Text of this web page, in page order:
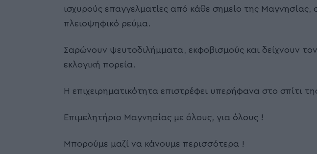
ισχυρούς επαγγελματίες από κάθε σημείο της Μαγνησίας,
πλειοψηφικό ρεύμα.
Σαρώνουν ψευτοδιλήμματα, εκφοβισμούς και δείχνουν
εκλογική πορεία.
Η επιχειρηματικότητα επιστρέφει υπερήφανα στο σπίτι
Επιμελητήριο Μαγνησίας με όλους, για όλους !
Μπορούμε μαζί να κάνουμε περισσότερα !